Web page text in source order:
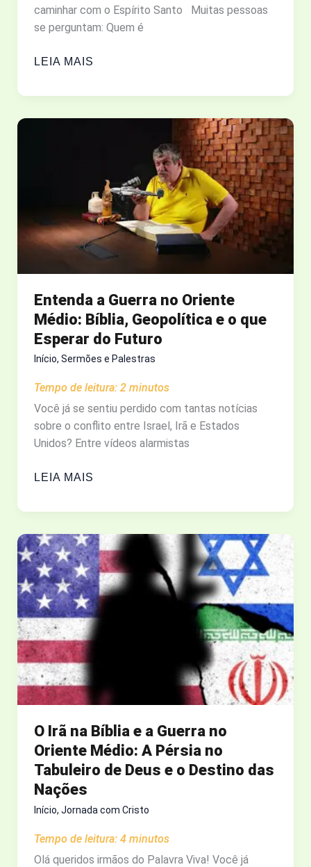
caminhar com o Espírito Santo Muitas pessoas
se perguntam: Quem é
QUEM
O
CONSOLADOR
EM
SUA
LEIA MAIS
Entenda a Guerra no Oriente
Médio: Bíblia, Geopolítica e o que
Esperar do Futuro
Início, Sermões e Palestras
Tempo de leitura: 2 minutos
Você já se sentiu perdido com tantas notícias
sobre o conflito entre Israel, Irã e Estados
Unidos? Entre vídeos alarmistas
ENTENDA
GUERRA
ORIENTE
MÉDIO:
BÍBLIA,
GEOPOLÍTICA
E
O
QUE
ESPERAR
DO
FUTURO
LEIA MAIS
O Irã na Bíblia e a Guerra no
Oriente Médio: A Pérsia no
Tabuleiro de Deus e o Destino das
Nações
Início, Jornada com Cristo
Tempo de leitura: 4 minutos
Olá queridos irmãos do Palavra Viva! Você já